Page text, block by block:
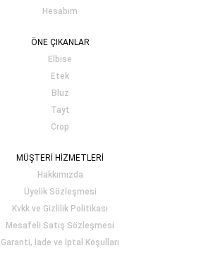
Hesabım
ÖNE ÇIKANLAR
Elbise
Etek
Bluz
Tayt
Crop
MÜŞTERİ HİZMETLERİ
Hakkımızda
Üyelik Sözleşmesi
Kvkk ve Gizlilik Politikası
Mesafeli Satış Sözleşmesi
Garanti, İade ve İptal Koşulları